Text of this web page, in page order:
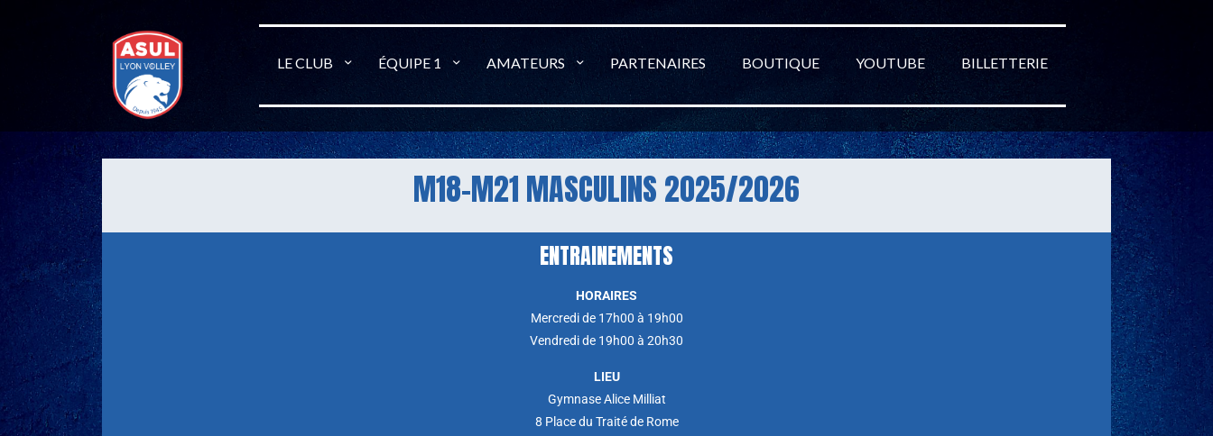
LE CLUB ÉQUIPE 1 AMATEURS PARTENAIRES BOUTIQUE YOUTUBE BILLETTERIE
M18-M21 MASCULINS 2025/2026
ENTRAINEMENTS
HORAIRES
Mercredi de 17h00 à 19h00
Vendredi de 19h00 à 20h30
LIEU
Gymnase Alice Milliat
8 Place du Traité de Rome